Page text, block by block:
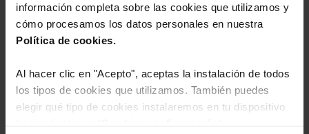
información completa sobre las cookies que utilizamos y
cómo procesamos los datos personales en nuestra
Política de cookies.
Al hacer clic en "Acepto", aceptas la instalación de todos
los tipos de cookies que utilizamos. También puedes
elegir qué tipo de cookies instalaremos en tu dispositivo
haciendo clic en “Cambiar configuración”.
Etiqueta energética
Descargar
archivo
Ficha de producto
Descargar